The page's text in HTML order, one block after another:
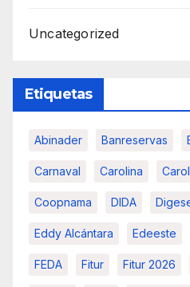
Uncategorized
Etiquetas
Abinader Banreservas
Carnaval Carolina
Coopnama DIDA
Eddy Alcántara Edeeste
FEDA Fitur Fitur 2026